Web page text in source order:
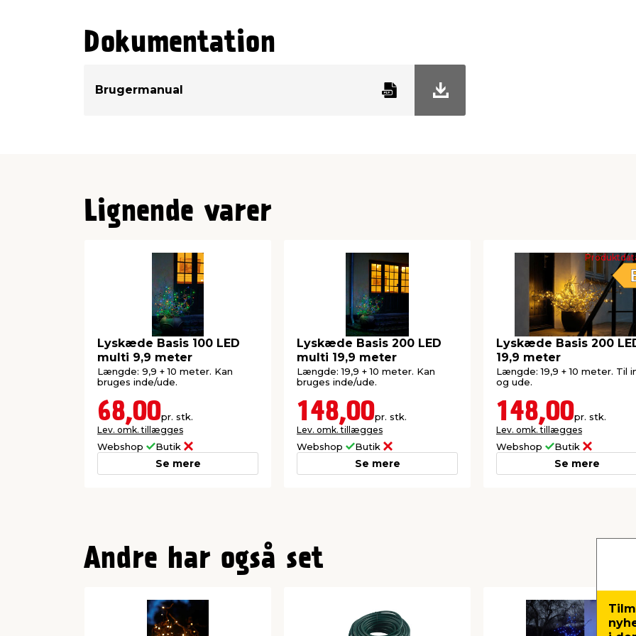
Dokumentation
Brugermanual
Lignende varer
Lyskæde Basis 100 LED
multi 9,9 meter
Længde: 9,9 + 10 meter. Kan
bruges inde/ude.
68,00pr. stk.
Lev. omk. tillægges
Webshop Butik
Se mere
Lyskæde Basis 200 LED
multi 19,9 meter
Længde: 19,9 + 10 meter. Kan
bruges inde/ude.
148,00pr. stk.
Lev. omk. tillægges
Webshop Butik
Se mere
Lyskæde Basis 200
19,9 meter
Længde: 19,9 + 10 meter. Til
og ude.
148,00pr. stk.
Lev. omk. tillægges
Webshop Butik
Se mere
Andre har også set